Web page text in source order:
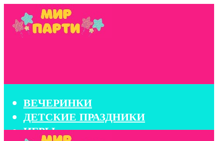
ВЕЧЕРИНКИ
ДЕТСКИЕ ПРАЗДНИКИ
ИГРЫ